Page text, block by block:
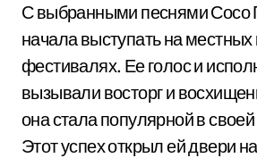
С выбранными песнями
начала выступать на местных
фестивалях. Ее голос и
вызывали восторг и
она стала популярной в
Этот успех открыл ей двери